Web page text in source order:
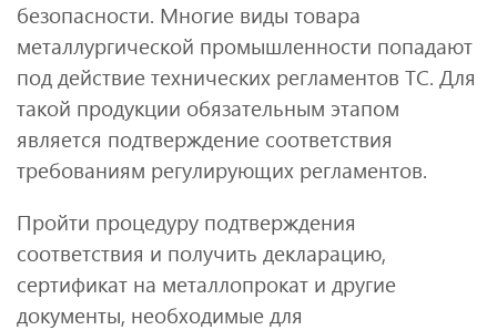
безопасности. Многие виды товара
металлургической промышленности попадают
под действие технических регламентов ТС. Для
такой продукции обязательным этапом
является подтверждение соответствия
требованиям регулирующих регламентов.
Пройти процедуру подтверждения
соответствия и получить декларацию,
сертификат на металлопрокат и другие
документы, необходимые для